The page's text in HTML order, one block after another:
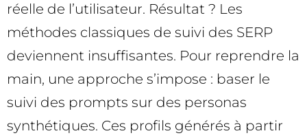
réelle de l’utilisateur. Résultat ? Les
méthodes classiques de suivi des SERP
deviennent insuffisantes. Pour reprendre la
main, une approche s’impose : baser le
suivi des prompts sur des personas
synthétiques. Ces profils générés à partir